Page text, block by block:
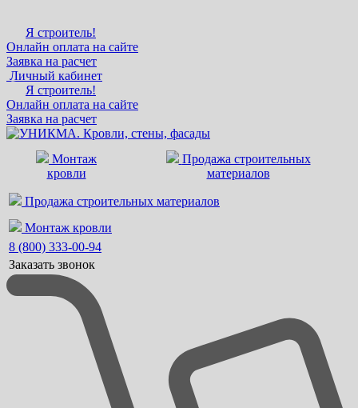
Я строитель!
Онлайн оплата на сайте
Заявка на расчет
Личный кабинет
Я строитель!
Онлайн оплата на сайте
Заявка на расчет
Монтаж
кровли
Продажа строительных
материалов
Продажа строительных материалов
Монтаж кровли
8 (800) 333-00-94
Заказать звонок